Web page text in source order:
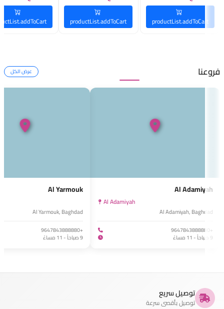
productList.addToCart
productList.addToCart
فروعنا عرض الكل
Al Adamiyah
Al Adamiyah
Al Adamiyah, Baghdad
+9647843888880
9 صباحاً - 11 مساءً
Al Yarmouk
Al Yarmouk, Baghdad
+9647843888880
9 صباحاً - 11 مساءً
توصيل سريع
توصيل بأقصى سرعة